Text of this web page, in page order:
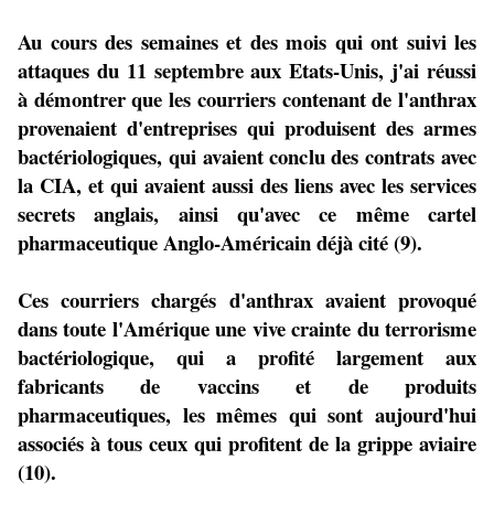
Au cours des semaines et des mois qui ont suivi les
attaques du 11 septembre aux Etats-Unis, j'ai réussi
à démontrer que les courriers contenant de l'anthrax
provenaient d'entreprises qui produisent des armes
bactériologiques, qui avaient conclu des contrats avec
la CIA, et qui avaient aussi des liens avec les services
secrets anglais, ainsi qu'avec ce même cartel
pharmaceutique Anglo-Américain déjà cité (9).
Ces courriers chargés d'anthrax avaient provoqué
dans toute l'Amérique une vive crainte du terrorisme
bactériologique, qui a profité largement aux
fabricants de vaccins et de produits
pharmaceutiques, les mêmes qui sont aujourd'hui
associés à tous ceux qui profitent de la grippe aviaire
(10).